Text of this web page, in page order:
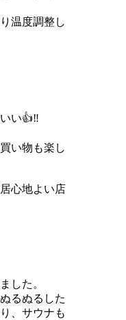
温度調整し
い👍‼︎
い物も楽し
心地よい店
した。
るぬるした
、サウナも